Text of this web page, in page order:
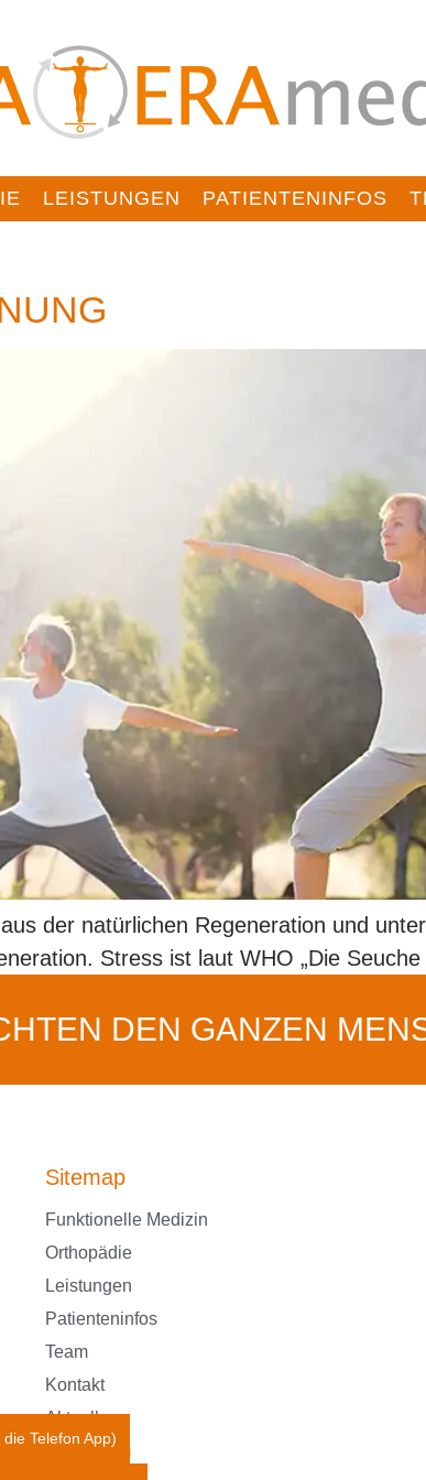
LEISTUNGEN PATIENTENINFOS
der natürlichen Regeneration und
Stress ist laut WHO „Die
DEN GANZEN
Sitemap
Funktionelle Medizin
Orthopädie
Leistungen
Patienteninfos
Team
Kontakt
Aktuelles
Impressum
Telefon App)